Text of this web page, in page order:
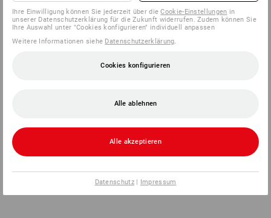
Ihre Einwilligung können Sie jederzeit über dieCookie-Einstellungen in
unserer Datenschutzerklärung für die Zukunft widerrufen. Zudem können Sie
Ihre Auswahl unter "Cookies konfigurieren" individuell anpassen
Weitere Informationen siehe Datenschutzerklärung.
Cookies konfigurieren
Alle ablehnen
Alle akzeptieren
Datenschutz| Impressum